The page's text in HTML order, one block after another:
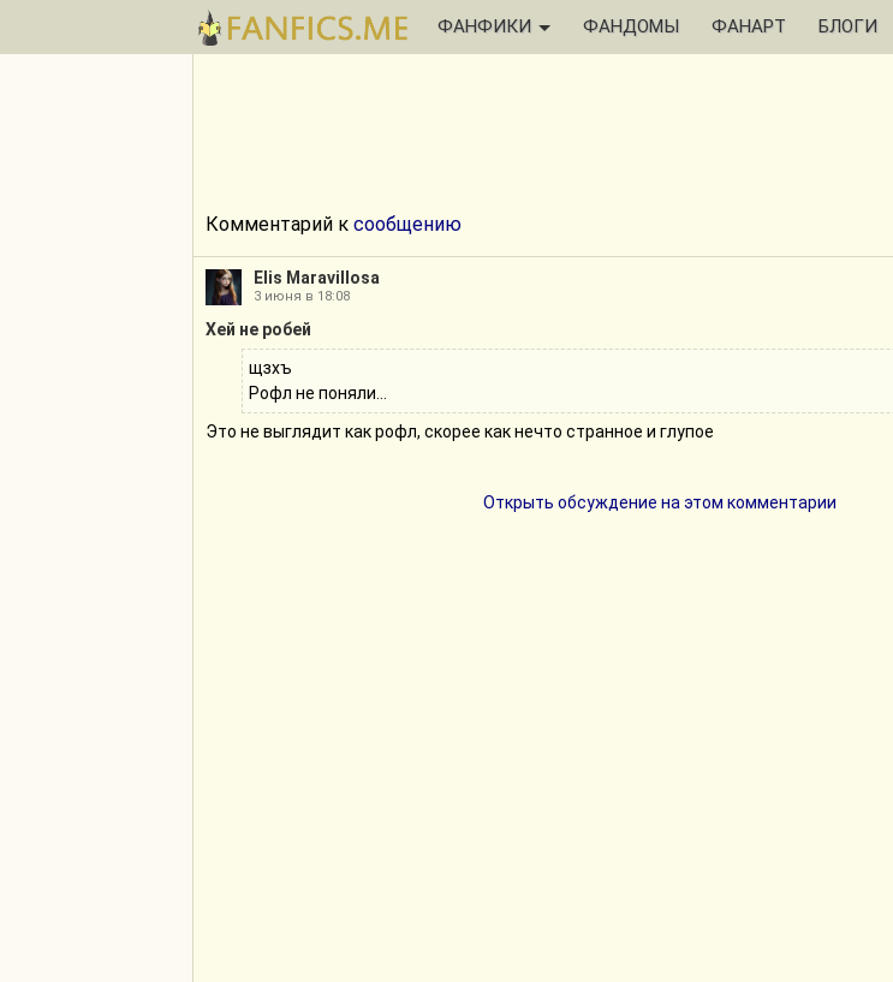
ФАНФИКИ ФАНДОМЫ ФАНАРТ БЛОГИ
Комментарий к сообщению
Elis Maravillosa
3 июня в 18:08
Хей не робей
щзхъ
Рофл не поняли...
Это не выглядит как рофл, скорее как нечто странное и глупое
Открыть обсуждение на этом комментарии